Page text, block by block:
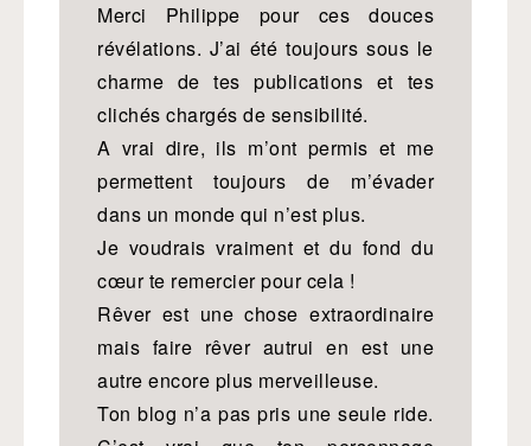
Merci Philippe pour ces douces
révélations. J’ai été toujours sous le
charme de tes publications et tes
clichés chargés de sensibilité.
A vrai dire, ils m’ont permis et me
permettent toujours de m’évader
dans un monde qui n’est plus.
Je voudrais vraiment et du fond du
cœur te remercier pour cela !
Rêver est une chose extraordinaire
mais faire rêver autrui en est une
autre encore plus merveilleuse.
Ton blog n’a pas pris une seule ride.